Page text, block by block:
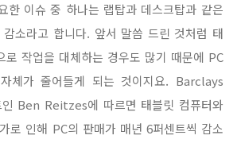
한 이슈 중 하나는 랩탑과 데스크탑과 같은
감소라고 합니다. 앞서 말씀 드린 것처럼 태
로 작업을 대체하는 경우도 많기 때문에 PC
체가 줄어들게 되는 것이지요. Barclays
Ben Reitzes에 따르면 태블릿 컴퓨터와
로 인해 PC의 판매가 매년 6퍼센트씩 감소